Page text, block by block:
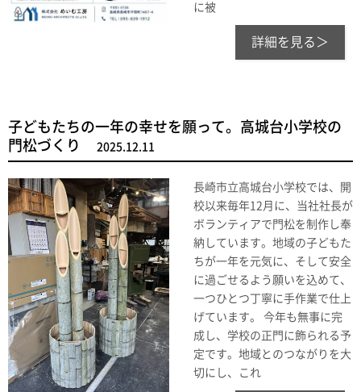
に被
詳細を見る＞
子どもたちの一年の幸せを願って。高城台小学校の
門松づくり
2025.12.11
長崎市立高城台小学校では、開
校以来毎年12月に、当社社長が
ボランティアで門松を制作し奉
納しています。地域の子どもた
ちが一年を元気に、そして安全
に過ごせるよう願いを込めて、
一つひとつ丁寧に手作業で仕上
げています。 今年も無事に完
成し、学校の正門に飾られる予
定です。地域とのつながりを大
切にし、これ